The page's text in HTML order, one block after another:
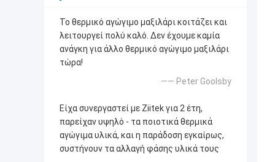
Το θερμικό αγώγιμο μαξιλάρι κοιτάζει και
λειτουργεί πολύ καλό. Δεν έχουμε καμία
ανάγκη για άλλο θερμικό αγώγιμο μαξιλάρι
τώρα!
—— Peter Goolsby
Είχα συνεργαστεί με Ziitek για 2 έτη,
παρείχαν υψηλό - τα ποιοτικά θερμικά
αγώγιμα υλικά, και η παράδοση εγκαίρως,
συστήνουν τα αλλαγή φάσης υλικά τους